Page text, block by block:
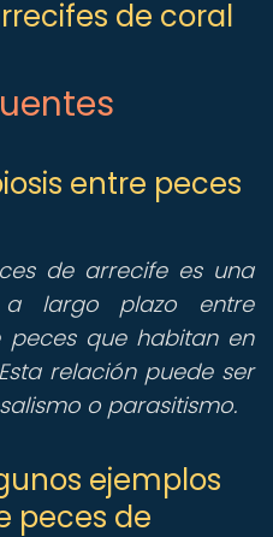
de coral
entre peces
de arrecife es una
largo plazo entre
peces que habitan en
relación puede ser
o parasitismo.
ejemplos
peces de